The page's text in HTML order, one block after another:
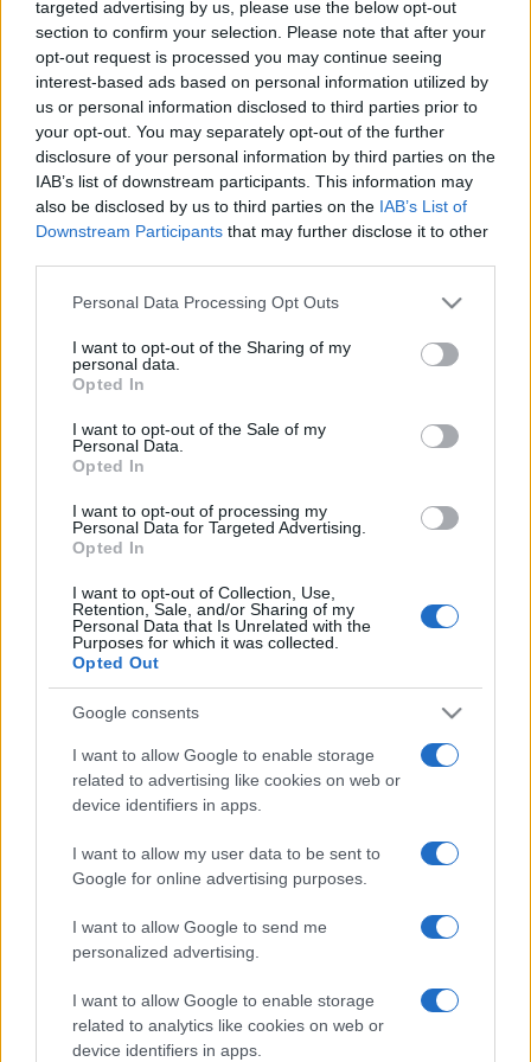
targeted advertising by us, please use the below opt-out
section to confirm your selection. Please note that after your
opt-out request is processed you may continue seeing
interest-based ads based on personal information utilized by
us or personal information disclosed to third parties prior to
your opt-out. You may separately opt-out of the further
disclosure of your personal information by third parties on the
IAB’s list of downstream participants. This information may
also be disclosed by us to third parties on the IAB’s List of
Downstream Participants that may further disclose it to other
Please note that this website/app uses one or more Google
not limited to your visit or usage behaviour. You may click to
grant or deny consent to Google and its third-party tags to
use your data for below specified purposes in below Google
consent section.
Personal Data Processing Opt Outs
I want to opt-out of the Sharing of my
personal data.
Opted In
I want to opt-out of the Sale of my
Personal Data.
Opted In
I want to opt-out of processing my
Personal Data for Targeted Advertising.
Opted In
I want to opt-out of Collection, Use,
Retention, Sale, and/or Sharing of my
Personal Data that Is Unrelated with the
Purposes for which it was collected.
Opted Out
Google consents
I want to allow Google to enable storage
related to advertising like cookies on web or
device identifiers in apps.
I want to allow my user data to be sent to
Google for online advertising purposes.
I want to allow Google to send me
personalized advertising.
I want to allow Google to enable storage
related to analytics like cookies on web or
device identifiers in apps.
A szervezők szerint a linkgyűjteménynek az a feladata, hogy
hitelesen közvetítse a keresztény szentek tiszteletének
katolikus hagyományát, ez esetben Jézus egyik leghívebb
követője felé irányuló tiszteletet, aki évszázadokon
keresztül igazi "szerepmodellként" szolgát a bűnös
lelkeknek. A szerkesztői szeretnék elejét venni egy újfajta
miszticizmus kialakulásának is, amely az egyházat Dan
egyház az igazság elleplezésére létrehozott összeesküvés.
A Catholic Enquiry Office szóvivője és az oldal egyik
szerkesztője, Clare Ward szerint "A tömegkultúrában
népszerű formával kísérletezünk. Mária Magdolnát
ünnepeljük s az embereket arra bíztatjuk, hogy ismerjék
A könyv szerzője - akinek eddig 140 millió dollárt hozott ez
a munka, és már írja soron következő szintén hasonló
tematikájú regényét - egy múlt héten bemutatott
dokumentumfilmben úgy nyilatkozik, hogy könyve maga az
igazság: "Amikor elkezdtem a kutatást, nekem is kétségeim
voltak, de annyit olvastam a szent vérről, a szent grálról és
Mária Magdolnáról, hogy hívő lett belőlem". Brown szerint
eredetileg nem szerepelt az Evangéliumokban, hogy Mária
rendelte el 591-ben, hogy onnantól kezdve egy
személyként kezeljék az ismeretlen múltú Magdolnát, és
Lukács evangéliumának névtelen prostituáltját.
A szerző által folytatott kutatások eredményeit egyházi
szakértők igyekeznek cáfolni. A Vatikán is megszólalt a
dokumentumfilmben: XVI. Benedek pápa közeli munkatársa,